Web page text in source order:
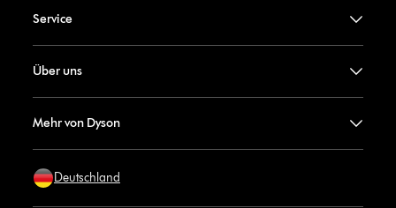
Service
Über uns
Mehr von Dyson
Deutschland